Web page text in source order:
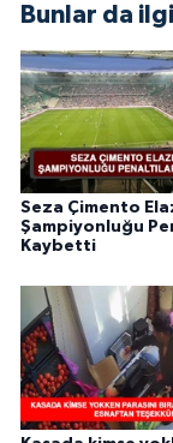
Bunlar da
Seza Çimento
Şampiyonluğu
Kaybetti